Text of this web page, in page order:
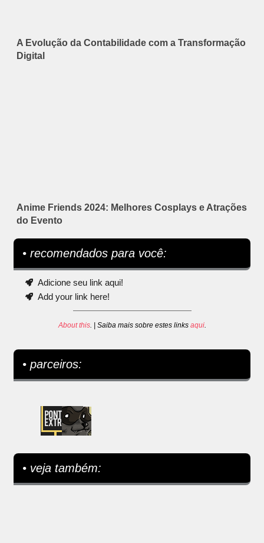
A Evolução da Contabilidade com a Transformação
Digital
Anime Friends 2024: Melhores Cosplays e Atrações
do Evento
• recomendados para você:
Adicione seu link aqui!
Add your link here!
About this. | Saiba mais sobre estes links aqui.
• parceiros:
• veja também: